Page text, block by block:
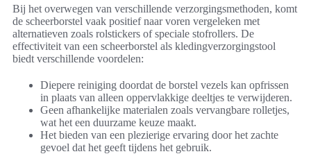
Bij het overwegen van verschillende verzorgingsmethoden, komt
de scheerborstel vaak positief naar voren vergeleken met
alternatieven zoals rolstickers of speciale stofrollers. De
effectiviteit van een scheerborstel als kledingverzorgingstool
biedt verschillende voordelen:
Diepere reiniging doordat de borstel vezels kan opfrissen
in plaats van alleen oppervlakkige deeltjes te verwijderen.
Geen afhankelijke materialen zoals vervangbare rolletjes,
wat het een duurzame keuze maakt.
Het bieden van een plezierige ervaring door het zachte
gevoel dat het geeft tijdens het gebruik.